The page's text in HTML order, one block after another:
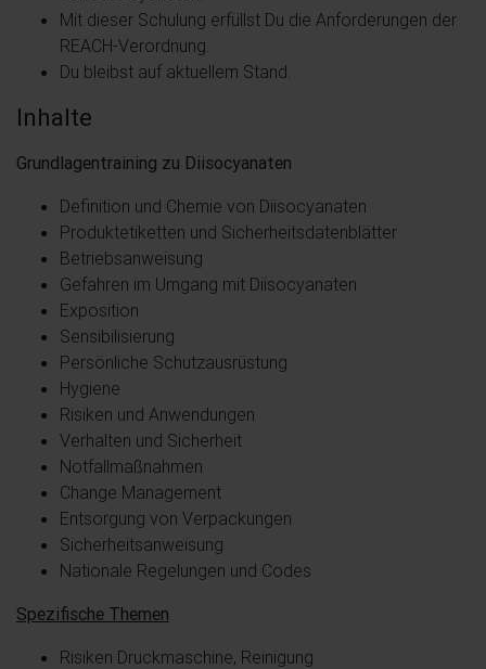
Mit dieser Schulung erfüllst Du die Anforderungen der
REACH-Verordnung.
Du bleibst auf aktuellem Stand.
Inhalte
Grundlagentraining zu Diisocyanaten
Definition und Chemie von Diisocyanaten
Produktetiketten und Sicherheitsdatenblätter
Betriebsanweisung
Gefahren im Umgang mit Diisocyanaten
Exposition
Sensibilisierung
Persönliche Schutzausrüstung
Hygiene
Risiken und Anwendungen
Verhalten und Sicherheit
Notfallmaßnahmen
Change Management
Entsorgung von Verpackungen
Sicherheitsanweisung
Nationale Regelungen und Codes
Spezifische Themen
Risiken Druckmaschine, Reinigung